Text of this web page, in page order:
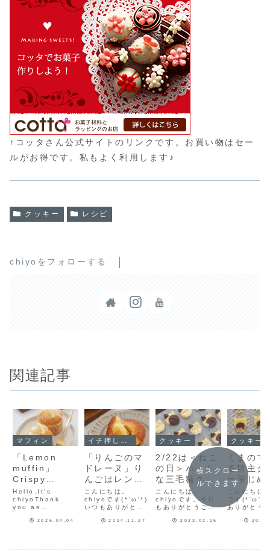
↑コッタさん公式サイトのリンクです。お買い物はセー
ルがお得です。私もよく利用します♪
クッキー レシピ
chiyoをフォローする
関連記事
マフィン
「Lemon
muffin」
Crispy
lemon glaze
is
refreshing
and
Hello.It's
chiyoThank
you as
will introduce
2026.04.04
「りんごのマ
ドレーヌ」り
んごはレンジ
で簡単調理🍎
ふんわりしっ
とりりんごの
マドレーヌの
こんにちは。
chiyoです(*'ω'*)
いつもありがとう
はそのまま食べて
2024.11.27
クッキー
2/22は＜ねこ
の日＞ハート
な三毛猫クッ
キー♥作って
みました【型
抜きクッキ
ー】
こんにちは。
chiyoです。今日
もありがとうござ
近いので、うちに
2023.02.16
クッキー
くまのて
る坊主ク
ー🐻じめ
した梅
に楽しく
ジナルク
ー作り♡
こんにち
です(*'ω'*)
ありがとう
ぎのてるて
横スクロー
ルできます